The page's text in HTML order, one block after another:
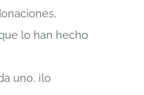
lo han hecho
uno, ¡lo